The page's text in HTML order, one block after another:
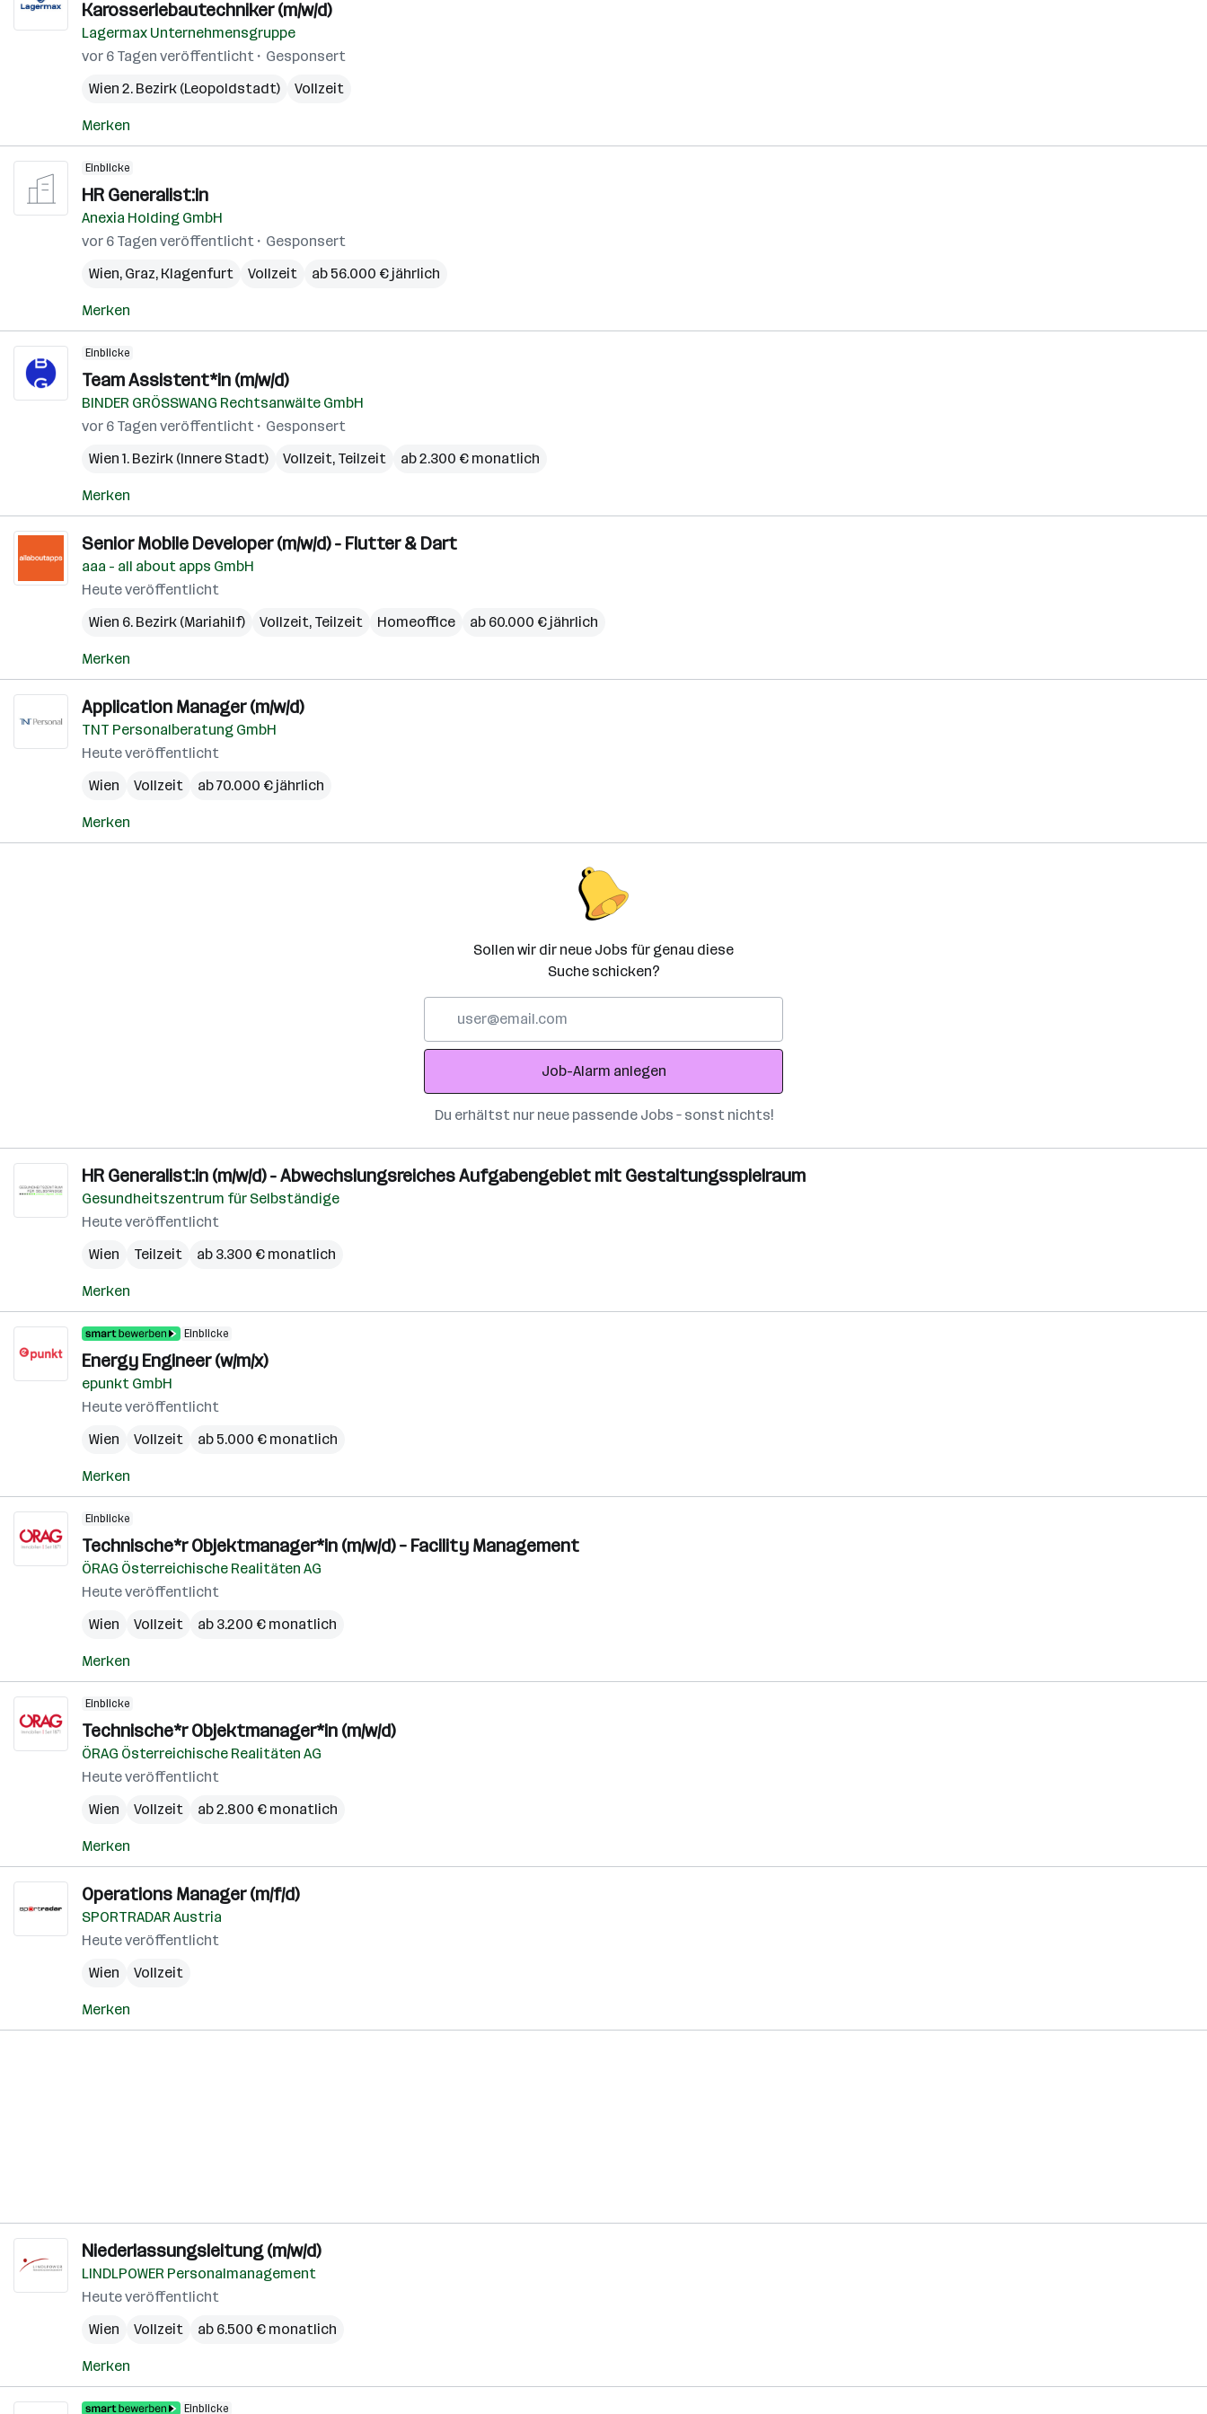
Karosseriebautechniker (m/w/d)
Lagermax Unternehmensgruppe
vor 6 Tagen veröffentlicht
Gesponsert
Wien 2. Bezirk (Leopoldstadt)
Vollzeit
Merken
Einblicke
HR Generalist:in
Anexia Holding GmbH
vor 6 Tagen veröffentlicht
Gesponsert
Wien, Graz, Klagenfurt Vollzeit ab 56.000 € jährlich
Merken
Einblicke
Team Assistent*in (m/w/d)
BINDER GRÖSSWANG Rechtsanwälte GmbH
vor 6 Tagen veröffentlicht
Gesponsert
Wien 1. Bezirk (Innere Stadt)
Vollzeit, Teilzeit ab 2.300 € monatlich
Merken
Senior Mobile Developer (m/w/d) - Flutter & Dart
aaa - all about apps GmbH
Heute veröffentlicht
Wien 6. Bezirk (Mariahilf)
Vollzeit, Teilzeit Homeoffice ab 60.000 € jährlich
Merken
Application Manager (m/w/d)
TNT Personalberatung GmbH
Heute veröffentlicht
Wien
Vollzeit ab 70.000 € jährlich
Merken
Sollen wir dir neue Jobs für genau diese
Suche schicken?
Adresse
Job-Alarm anlegen
Du erhältst nur neue passende Jobs – sonst nichts!
HR Generalist:in (m/w/d) - Abwechslungsreiches Aufgabengebiet mit Gestaltungsspielraum
Gesundheitszentrum für Selbständige
Heute veröffentlicht
Wien
Teilzeit ab 3.300 € monatlich
Merken
Einblicke
Energy Engineer (w/m/x)
epunkt GmbH
Heute veröffentlicht
Wien
Vollzeit ab 5.000 € monatlich
Merken
Einblicke
Technische*r Objektmanager*in (m/w/d) – Facility Management
ÖRAG Österreichische Realitäten AG
Heute veröffentlicht
Wien
Vollzeit ab 3.200 € monatlich
Merken
Einblicke
Technische*r Objektmanager*in (m/w/d)
ÖRAG Österreichische Realitäten AG
Heute veröffentlicht
Wien
Vollzeit ab 2.800 € monatlich
Merken
Operations Manager (m/f/d)
SPORTRADAR Austria
Heute veröffentlicht
Wien
Vollzeit
Merken
Niederlassungsleitung (m/w/d)
LINDLPOWER Personalmanagement
Heute veröffentlicht
Wien
Vollzeit ab 6.500 € monatlich
Merken
Einblicke